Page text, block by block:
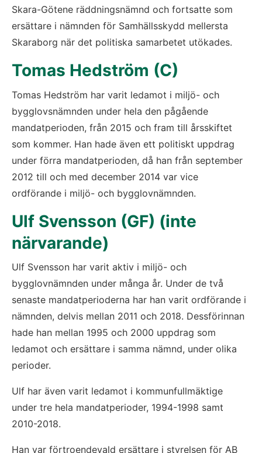
Skara-Götene räddningsnämnd och fortsatte som
ersättare i nämnden för Samhällsskydd mellersta
Skaraborg när det politiska samarbetet utökades.
Tomas Hedström (C)
Tomas Hedström har varit ledamot i miljö- och
bygglovsnämnden under hela den pågående
mandatperioden, från 2015 och fram till årsskiftet
som kommer. Han hade även ett politiskt uppdrag
under förra mandatperioden, då han från september
2012 till och med december 2014 var vice
ordförande i miljö- och bygglovnämnden.
Ulf Svensson (GF) (inte
närvarande)
Ulf Svensson har varit aktiv i miljö- och
bygglovnämnden under många år. Under de två
senaste mandatperioderna har han varit ordförande i
nämnden, delvis mellan 2011 och 2018. Dessförinnan
hade han mellan 1995 och 2000 uppdrag som
ledamot och ersättare i samma nämnd, under olika
perioder.
Ulf har även varit ledamot i kommunfullmäktige
under tre hela mandatperioder, 1994-1998 samt
2010-2018.
Han var förtroendevald ersättare i styrelsen för AB